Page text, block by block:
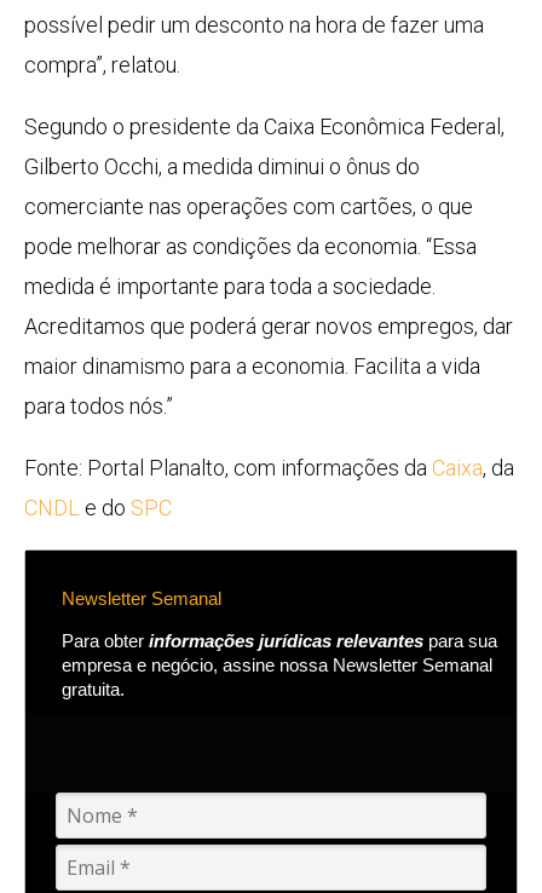
possível pedir um desconto na hora de fazer uma
compra”, relatou.
Segundo o presidente da Caixa Econômica Federal,
Gilberto Occhi, a medida diminui o ônus do
comerciante nas operações com cartões, o que
pode melhorar as condições da economia. “Essa
medida é importante para toda a sociedade.
Acreditamos que poderá gerar novos empregos, dar
maior dinamismo para a economia. Facilita a vida
para todos nós.”
Fonte: Portal Planalto, com informações da Caixa, da
CNDL e do SPC
Newsletter Semanal
Para obter informações jurídicas relevantes para sua
empresa e negócio, assine nossa Newsletter Semanal
gratuita.